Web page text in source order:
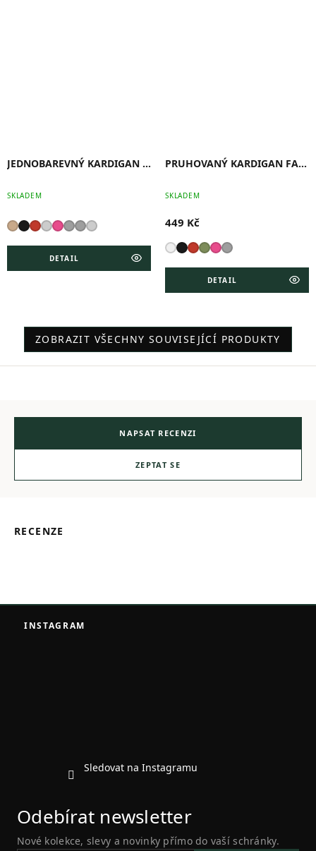
JEDNOBAREVNÝ KARDIGAN BELLA
SKLADEM
DETAIL
PRUHOVANÝ KARDIGAN FAITH
SKLADEM
449 Kč
DETAIL
ZOBRAZIT VŠECHNY SOUVISEJÍCÍ PRODUKTY
NAPSAT RECENZI
ZEPTAT SE
RECENZE
Z
INSTAGRAM
Sledovat na Instagramu
Odebírat newsletter
Nové kolekce, slevy a novinky přímo do vaší schránky.